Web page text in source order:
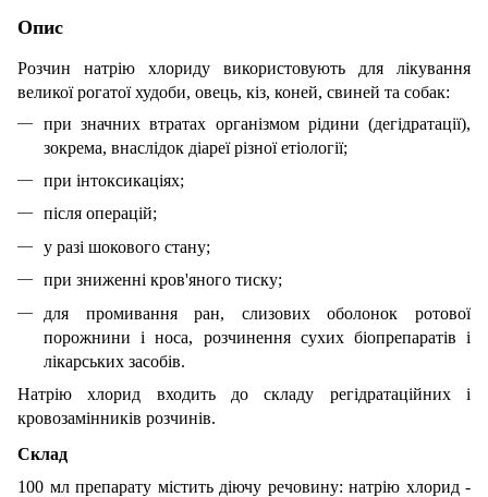
Опис
Розчин натрію хлориду використовують для лікування
великої рогатої худоби, овець, кіз, коней, свиней та собак:
при значних втратах організмом рідини (дегідратації),
зокрема, внаслідок діареї різної етіології;
при інтоксикаціях;
після операцій;
у разі шокового стану;
при зниженні кров'яного тиску;
для промивання ран, слизових оболонок ротової
порожнини і носа, розчинення сухих біопрепаратів і
лікарських засобів.
Натрію хлорид входить до складу регідратаційних і
кровозамінників розчинів.
Склад
100 мл препарату містить діючу речовину: натрію хлорид -